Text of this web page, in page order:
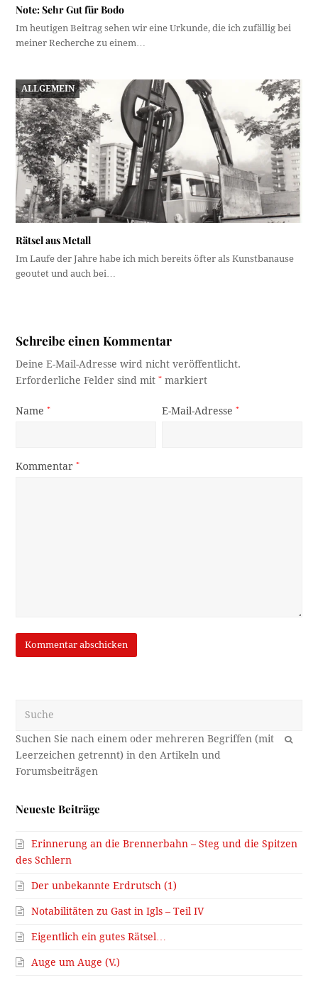
Note: Sehr Gut für Bodo
Im heutigen Beitrag sehen wir eine Urkunde, die ich zufällig bei
meiner Recherche zu einem…
ALLGEMEIN
Rätsel aus Metall
Im Laufe der Jahre habe ich mich bereits öfter als Kunstbanause
geoutet und auch bei…
Schreibe einen Kommentar
Deine E-Mail-Adresse wird nicht veröffentlicht.
Erforderliche Felder sind mit* markiert
Name* E-Mail-Adresse*
Kommentar*
OK
Neueste Beiträge
Erinnerung an die Brennerbahn – Steg und die Spitzen
des Schlern
Der unbekannte Erdrutsch (1)
Notabilitäten zu Gast in Igls – Teil IV
Eigentlich ein gutes Rätsel…
Auge um Auge (V.)